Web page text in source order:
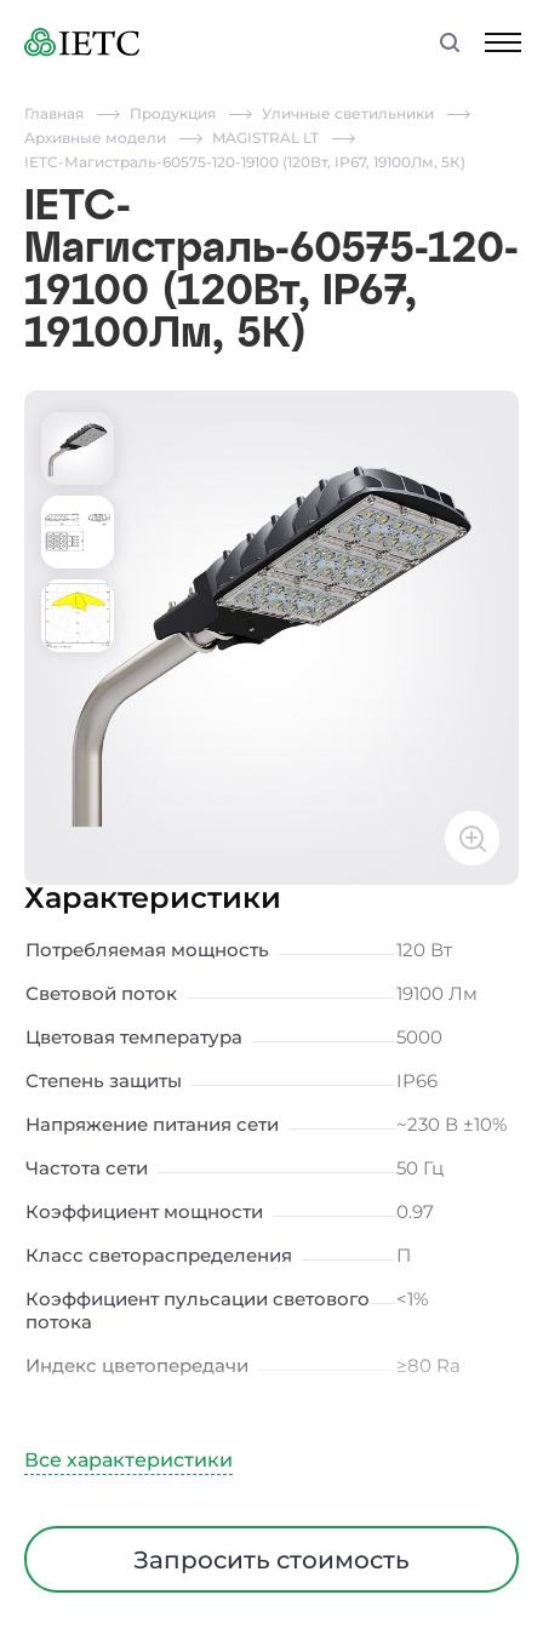
Главная Продукция
Уличные светильники
Архивные модели
MAGISTRAL LT
IETC-Магистраль-60575-120-19100 (120Вт, IP67, 19100Лм, 5К)
IETC-
Магистраль-60575-120-
19100 (120Вт, IP67,
19100Лм, 5К)
Характеристики
Потребляемая мощность
120 Вт
Световой поток
19100 Лм
Цветовая температура
5000
Степень защиты
IP66
Напряжение питания сети
~230 В ±10%
Частота сети
50 Гц
Коэффициент мощности
0.97
Класс светораспределения
П
Коэффициент пульсации светового
потока
<1%
Индекс цветопередачи
≥80 Ra
Угол рассеивания
Диапазон рабочих температур
от -40 до
+50 ℃
Запросить стоимость